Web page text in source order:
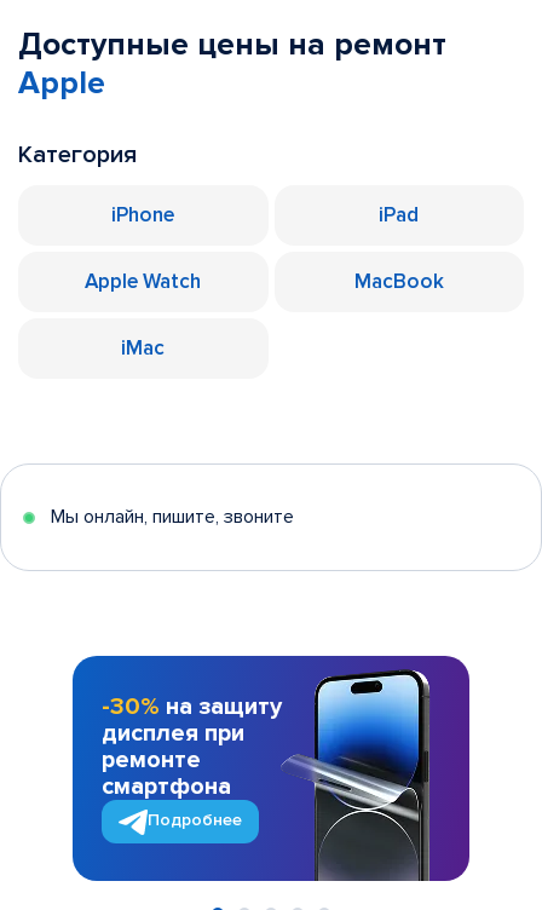
Доступные цены на ремонт
Apple
Категория
iPhone iPad
Apple Watch MacBook
iMac
Мы онлайн, пишите, звоните
-30% на защиту
дисплея при
ремонте
смартфона
Подробнее